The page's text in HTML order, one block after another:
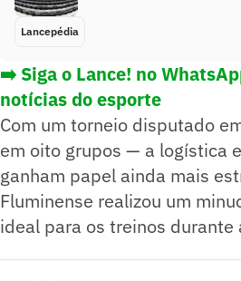
Lancepédia
➡️ Siga o Lance! no
notícias do esporte
Com um torneio disputado
em oito grupos — a logística
ganham papel ainda mais
Fluminense realizou um
ideal para os treinos